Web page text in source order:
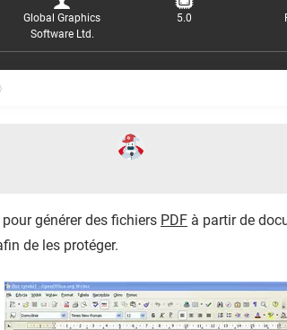
Global Graphics
Software Ltd.
5.0
générer des fichiers PDF à partir de
de les protéger.